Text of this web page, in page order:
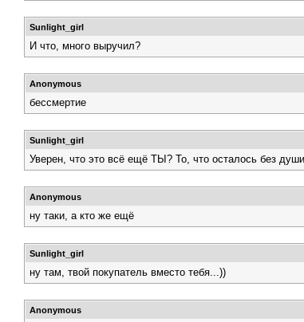
Sunlight_girl
И что, много выручил?
Anonymous
бессмертие
Sunlight_girl
Уверен, что это всё ещё ТЫ? То, что осталось без
Anonymous
ну таки, а кто же ещё
Sunlight_girl
ну там, твой покупатель вместо тебя...))
Anonymous